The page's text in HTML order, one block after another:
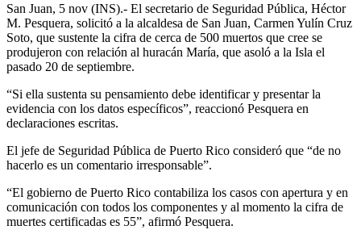
San Juan, 5 nov (INS).- El secretario de Seguridad Pública, Héctor
M. Pesquera, solicitó a la alcaldesa de San Juan, Carmen Yulín Cruz
Soto, que sustente la cifra de cerca de 500 muertos que cree se
produjeron con relación al huracán María, que asoló a la Isla el
pasado 20 de septiembre.
“Si ella sustenta su pensamiento debe identificar y presentar la
evidencia con los datos específicos”, reaccionó Pesquera en
declaraciones escritas.
El jefe de Seguridad Pública de Puerto Rico consideró que “de no
hacerlo es un comentario irresponsable”.
“El gobierno de Puerto Rico contabiliza los casos con apertura y en
comunicación con todos los componentes y al momento la cifra de
muertes certificadas es 55”, afirmó Pesquera.